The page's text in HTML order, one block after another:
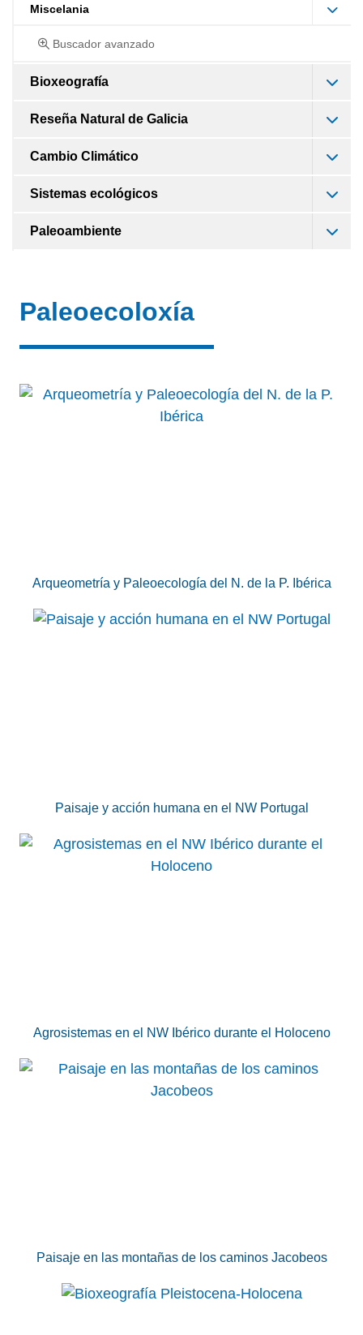
Miscelania
Buscador avanzado
Bioxeografía
Reseña Natural de Galicia
Cambio Climático
Sistemas ecológicos
Paleoambiente
Paleoecoloxía
Arqueometría y Paleoecología del N. de la P. Ibérica
Paisaje y acción humana en el NW Portugal
Agrosistemas en el NW Ibérico durante el Holoceno
Paisaje en las montañas de los caminos Jacobeos